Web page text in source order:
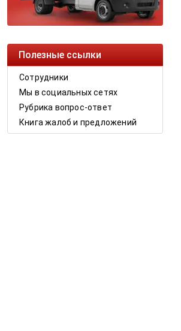
Полезные ссылки
Сотрудники
Мы в социальных сетях
Рубрика вопрос-ответ
Книга жалоб и предложений